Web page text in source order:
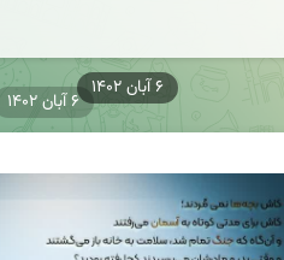
۶ آبان ۱۴۰۲
۶ آبان ۱۴۰۲